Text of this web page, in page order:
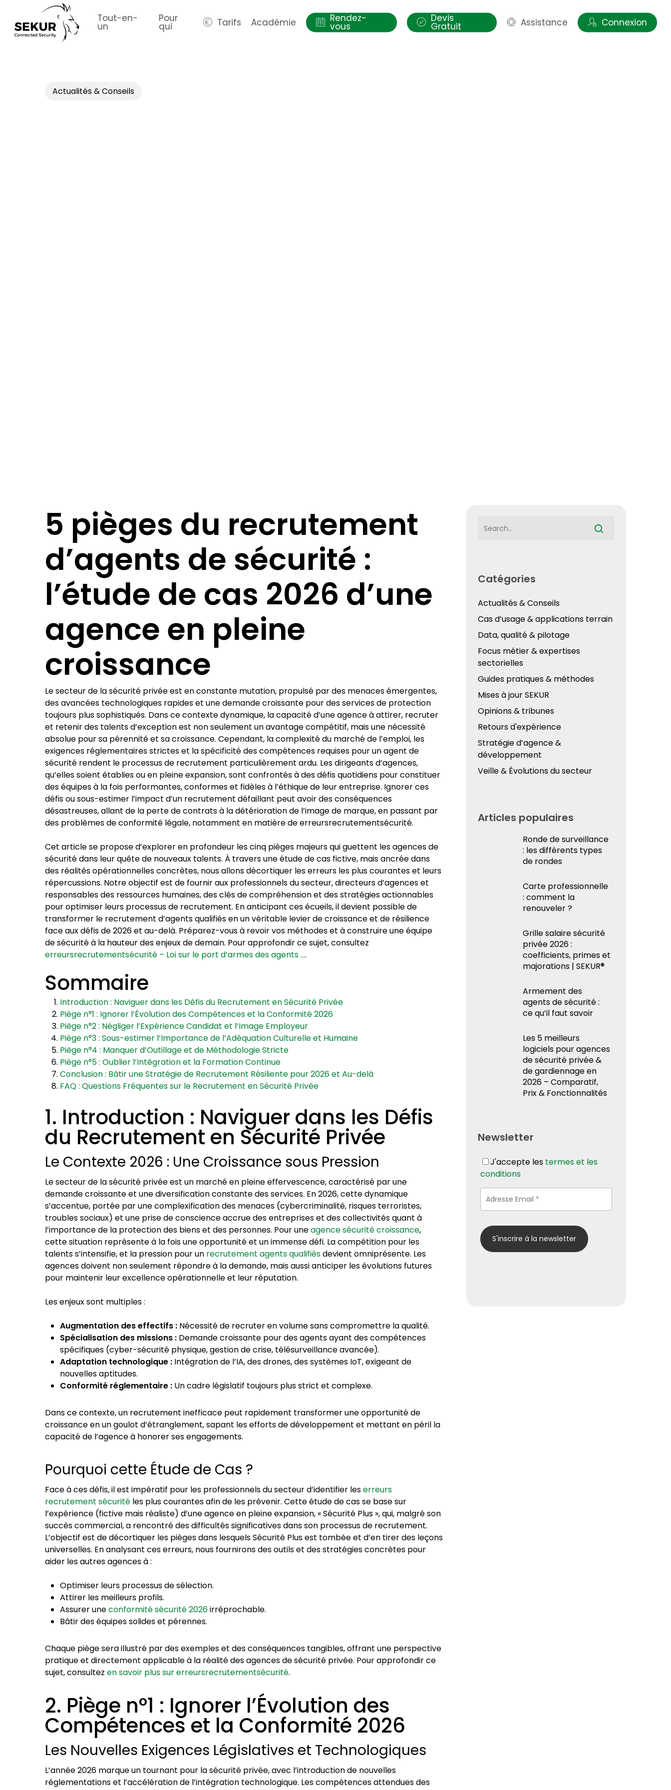
main
Tout-en-
un
Pour
qui Tarifs Académie Rendez-
vous
Devis
Gratuit Assistance Connexion
Actualités & Conseils
5 pièges du recrutement
d’agents de sécurité :
l’étude de cas 2026 d’une
agence en pleine
croissance
Le secteur de la sécurité privée est en constante mutation, propulsé par des menaces émergentes,
des avancées technologiques rapides et une demande croissante pour des services de protection
toujours plus sophistiqués. Dans ce contexte dynamique, la capacité d’une agence à attirer, recruter
et retenir des talents d’exception est non seulement un avantage compétitif, mais une nécessité
absolue pour sa pérennité et sa croissance. Cependant, la complexité du marché de l’emploi, les
exigences réglementaires strictes et la spécificité des compétences requises pour un agent de
sécurité rendent le processus de recrutement particulièrement ardu. Les dirigeants d’agences,
qu’elles soient établies ou en pleine expansion, sont confrontés à des défis quotidiens pour constituer
des équipes à la fois performantes, conformes et fidèles à l’éthique de leur entreprise. Ignorer ces
défis ou sous-estimer l’impact d’un recrutement défaillant peut avoir des conséquences
désastreuses, allant de la perte de contrats à la détérioration de l’image de marque, en passant par
des problèmes de conformité légale, notamment en matière de erreursrecrutementsécurité.
Cet article se propose d’explorer en profondeur les cinq pièges majeurs qui guettent les agences de
sécurité dans leur quête de nouveaux talents. À travers une étude de cas fictive, mais ancrée dans
des réalités opérationnelles concrètes, nous allons décortiquer les erreurs les plus courantes et leurs
répercussions. Notre objectif est de fournir aux professionnels du secteur, directeurs d’agences et
responsables des ressources humaines, des clés de compréhension et des stratégies actionnables
pour optimiser leurs processus de recrutement. En anticipant ces écueils, il devient possible de
transformer le recrutement d’agents qualifiés en un véritable levier de croissance et de résilience
face aux défis de 2026 et au-delà. Préparez-vous à revoir vos méthodes et à construire une équipe
de sécurité à la hauteur des enjeux de demain. Pour approfondir ce sujet, consultez
erreursrecrutementsécurité – Loi sur le port d’armes des agents ….
Sommaire
Introduction : Naviguer dans les Défis du Recrutement en Sécurité Privée
Piège n°1 : Ignorer l’Évolution des Compétences et la Conformité 2026
Piège n°2 : Négliger l’Expérience Candidat et l’Image Employeur
Piège n°3 : Sous-estimer l’Importance de l’Adéquation Culturelle et Humaine
Piège n°4 : Manquer d’Outillage et de Méthodologie Stricte
Piège n°5 : Oublier l’Intégration et la Formation Continue
Conclusion : Bâtir une Stratégie de Recrutement Résiliente pour 2026 et Au-delà
FAQ : Questions Fréquentes sur le Recrutement en Sécurité Privée
1. Introduction : Naviguer dans les Défis
du Recrutement en Sécurité Privée
Le Contexte 2026 : Une Croissance sous Pression
Le secteur de la sécurité privée est un marché en pleine effervescence, caractérisé par une
demande croissante et une diversification constante des services. En 2026, cette dynamique
s’accentue, portée par une complexification des menaces (cybercriminalité, risques terroristes,
troubles sociaux) et une prise de conscience accrue des entreprises et des collectivités quant à
l’importance de la protection des biens et des personnes. Pour uneagence sécurité croissance,
cette situation représente à la fois une opportunité et un immense défi. La compétition pour les
talents s’intensifie, et la pression pour un recrutement agents qualifiésdevient omniprésente. Les
agences doivent non seulement répondre à la demande, mais aussi anticiper les évolutions futures
pour maintenir leur excellence opérationnelle et leur réputation.
Les enjeux sont multiples :
Augmentation des effectifs : Nécessité de recruter en volume sans compromettre la qualité.
Spécialisation des missions : Demande croissante pour des agents ayant des compétences
spécifiques (cyber-sécurité physique, gestion de crise, télésurveillance avancée).
Adaptation technologique : Intégration de l’IA, des drones, des systèmes IoT, exigeant de
nouvelles aptitudes.
Conformité réglementaire : Un cadre législatif toujours plus strict et complexe.
Dans ce contexte, un recrutement inefficace peut rapidement transformer une opportunité de
croissance en un goulot d’étranglement, sapant les efforts de développement et mettant en péril la
capacité de l’agence à honorer ses engagements.
Pourquoi cette Étude de Cas ?
Face à ces défis, il est impératif pour les professionnels du secteur d’identifier leserreurs
recrutement sécurité les plus courantes afin de les prévenir. Cette étude de cas se base sur
l’expérience (fictive mais réaliste) d’une agence en pleine expansion, « Sécurité Plus », qui, malgré son
succès commercial, a rencontré des difficultés significatives dans son processus de recrutement.
L’objectif est de décortiquer les pièges dans lesquels Sécurité Plus est tombée et d’en tirer des leçons
universelles. En analysant ces erreurs, nous fournirons des outils et des stratégies concrètes pour
aider les autres agences à :
Optimiser leurs processus de sélection.
Attirer les meilleurs profils.
Assurer uneconformité sécurité 2026irréprochable.
Bâtir des équipes solides et pérennes.
Chaque piège sera illustré par des exemples et des conséquences tangibles, offrant une perspective
pratique et directement applicable à la réalité des agences de sécurité privée. Pour approfondir ce
sujet, consultez en savoir plus sur erreursrecrutementsécurité.
2. Piège n°1 : Ignorer l’Évolution des
Compétences et la Conformité 2026
Les Nouvelles Exigences Législatives et Technologiques
L’année 2026 marque un tournant pour la sécurité privée, avec l’introduction de nouvelles
réglementations et l’accélération de l’intégration technologique. Les compétences attendues des
Catégories
Actualités & Conseils
Cas d’usage & applications terrain
Data, qualité & pilotage
Focus métier & expertises
sectorielles
Guides pratiques & méthodes
Mises à jour SEKUR
Opinions & tribunes
Retours d'expérience
Stratégie d’agence &
développement
Veille & Évolutions du secteur
Articles populaires
Ronde de surveillance
: les différents types
de rondes
Carte professionnelle
: comment la
renouveler ?
Grille salaire sécurité
privée 2026 :
coefficients, primes et
majorations | SEKUR®
Armement des
agents de sécurité :
ce qu’il faut savoir
Les 5 meilleurs
logiciels pour agences
de sécurité privée &
de gardiennage en
2026 – Comparatif,
Prix & Fonctionnalités
Newsletter
J'accepte les termes et les
conditions